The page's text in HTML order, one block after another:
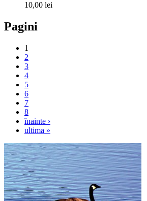
10,00 lei
Pagini
1
2
3
4
5
6
7
8
înainte ›
ultima »